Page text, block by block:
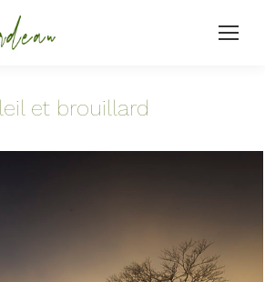
et brouillard